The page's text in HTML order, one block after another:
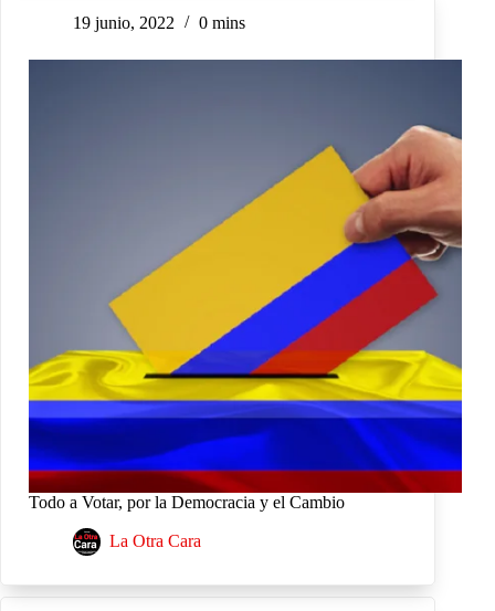
19 junio, 2022 0 mins
Todo a Votar, por la Democracia y el Cambio
La Otra Cara